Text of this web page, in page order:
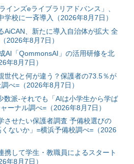
インズeライブラリアドバンス」、
学校に一斉導入（2026年8月7日）
AiCAN、新たに導入自治体が拡大 全
2026年8月7日）
AI「QommonsAI」の活用研修を北
年8月7日）
世代と何が違う？保護者の73.5％が
べ=（2026年8月7日）
数派-それでも「AIは小学生から学ば
ーナル調べ=（2026年8月7日）
させたい保護者調査 予備校選びの
ないか」=横浜予備校調べ=（2026
携して学生・教職員によるスタート
年8月7日）